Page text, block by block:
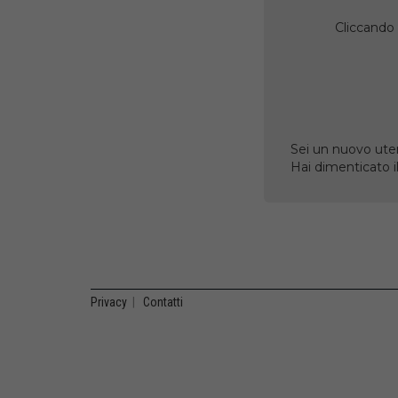
Sei un nuovo
Hai dimenticato
Privacy Contatti